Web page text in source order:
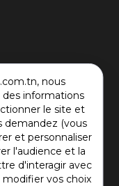
nous
informations
le site et
demandez (vous
et personnaliser
l'audience et la
d'interagir avec
modifier vos choix
5000 Tunisie